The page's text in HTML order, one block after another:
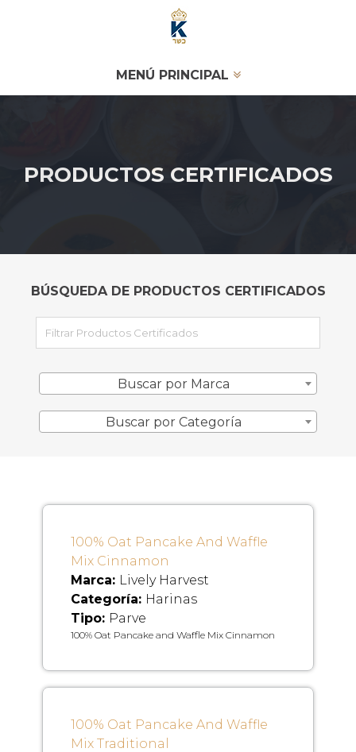
MENÚ PRINCIPAL
PRODUCTOS CERTIFICADOS
BÚSQUEDA DE PRODUCTOS CERTIFICADOS
Buscar por Marca
Buscar por Categoría
100% Oat Pancake And Waffle
Mix Cinnamon
Marca: Lively Harvest
Categoría: Harinas
Tipo: Parve
100% Oat Pancake and Waffle Mix Cinnamon
100% Oat Pancake And Waffle
Mix Traditional